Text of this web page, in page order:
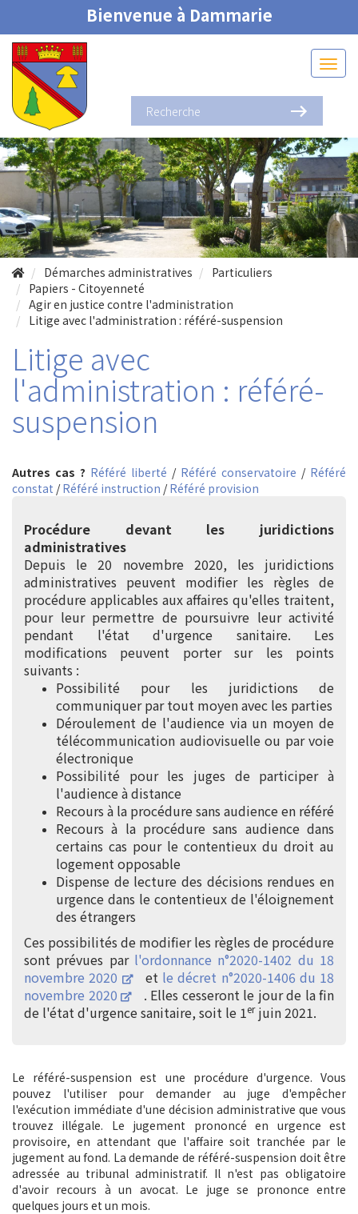
Bienvenue à Dammarie
Démarches administratives
Particuliers
Papiers - Citoyenneté
Agir en justice contre l'administration
Litige avec l'administration : référé-suspension
Litige avec
l'administration : référé-
suspension
Autres cas ? Référé liberté / Référé conservatoire / Référé
constat /Référé instruction /Référé provision
Procédure devant les juridictions
administratives
Depuis le 20 novembre 2020, les juridictions
administratives peuvent modifier les règles de
procédure applicables aux affaires qu'elles traitent,
pour leur permettre de poursuivre leur activité
pendant l'état d'urgence sanitaire. Les
modifications peuvent porter sur les points
suivants :
Possibilité pour les juridictions de
communiquer par tout moyen avec les parties
Déroulement de l'audience via un moyen de
télécommunication audiovisuelle ou par voie
électronique
Possibilité pour les juges de participer à
l'audience à distance
Recours à la procédure sans audience en référé
Recours à la procédure sans audience dans
certains cas pour le contentieux du droit au
logement opposable
Dispense de lecture des décisions rendues en
urgence dans le contentieux de l'éloignement
des étrangers
Ces possibilités de modifier les règles de procédure
sont prévues par l'ordonnance n°2020-1402 du 18
novembre 2020
et le décret n°2020-1406 du 18
novembre 2020
. Elles cesseront le jour de la fin
de l'état d'urgence sanitaire, soit le 1erjuin 2021.
Le référé-suspension est une procédure d'urgence. Vous
pouvez l'utiliser pour demander au juge d'empêcher
l'exécution immédiate d'une décision administrative que vous
trouvez illégale. Le jugement prononcé en urgence est
provisoire, en attendant que l'affaire soit tranchée par le
jugement au fond. La demande de référé-suspension doit être
adressée au tribunal administratif. Il n'est pas obligatoire
d'avoir recours à un avocat. Le juge se prononce entre
quelques jours et un mois.